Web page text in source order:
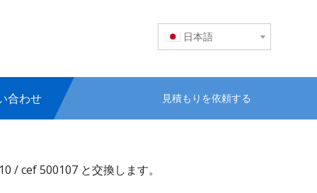
日本語
合わせ 見積もりを依頼する
/ cef 500107 と交換します。